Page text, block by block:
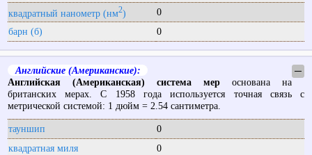
квадратный нанометр (нм2)
0
барн (б)
0
Английские (Американские):
─
Английская (Американская) система мер основана на
британских мерах. С 1958 года используется точная связь с
метрической системой: 1 дюйм = 2.54 сантиметра.
тауншип
0
квадратная миля
0